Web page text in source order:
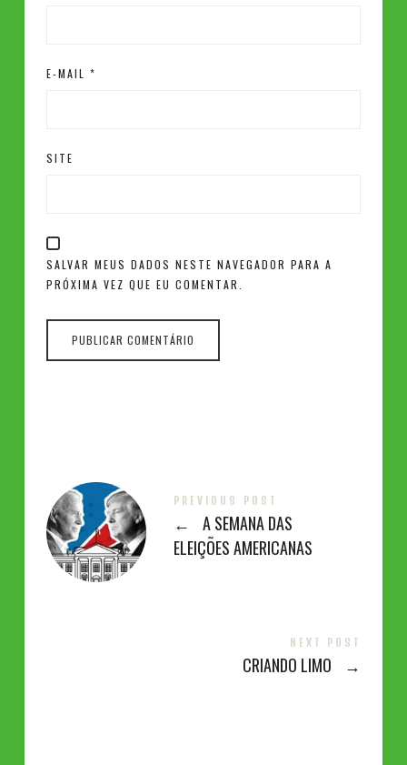
E-MAIL *
SITE
SALVAR MEUS DADOS NESTE NAVEGADOR PARA A
PRÓXIMA VEZ QUE EU COMENTAR.
PREVIOUS POST
←
A SEMANA DAS
ELEIÇÕES AMERICANAS
NEXT POST
CRIANDO LIMO →